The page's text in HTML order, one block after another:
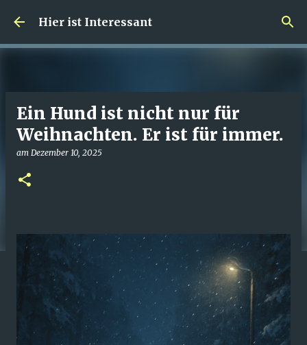
Direkt zum Hauptbereich
Hier ist Interessant
Ein Hund ist nicht nur für
Weihnachten. Er ist für immer.
am Dezember 10, 2025